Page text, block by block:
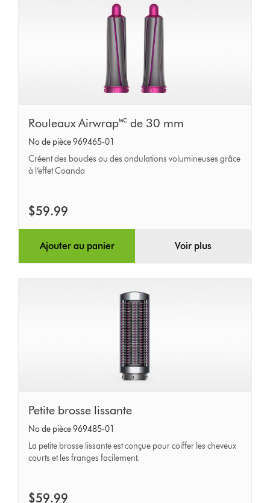
Rouleaux
Airwrap🅪
de
30
Rouleaux Airwrap🅪 de 30 mm
No de pièce 969465-01
Créent des boucles ou des ondulations volumineuses grâce
à l’effet Coanda
$59.99
Ajouter au panier Voir plus
Petite
brosse
lissante
Petite brosse lissante
No de pièce 969485-01
La petite brosse lissante est conçue pour coiffer les cheveux
courts et les franges facilement.
$59.99